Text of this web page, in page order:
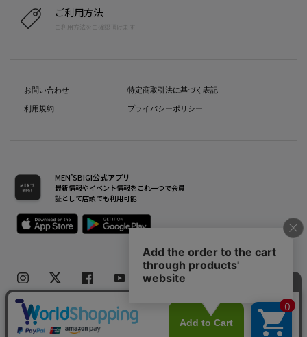
ご利用方法
ご利用方法をご確認頂けます
お問い合わせ
利用規約
特定商取引法に基づく表記
プライバシーポリシー
MEN’SBIGI公式アプリ
最新情報やイベント情報をこれ一つで会員
証として店頭でも利用可能
Copyright(C) Bigi Co.,Ltd.All Rights Reserved.